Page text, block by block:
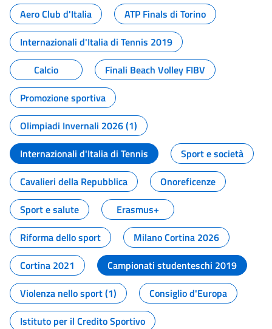
Aero Club d'Italia
ATP Finals di Torino
Internazionali d'Italia di Tennis 2019
Calcio
Finali Beach Volley FIBV
Promozione sportiva
Olimpiadi Invernali 2026 (1)
Internazionali d'Italia di Tennis
Sport e società
Cavalieri della Repubblica
Onoreficenze
Sport e salute
Erasmus+
Riforma dello sport
Milano Cortina 2026
Cortina 2021
Campionati studenteschi 2019
Violenza nello sport (1)
Consiglio d'Europa
Istituto per il Credito Sportivo